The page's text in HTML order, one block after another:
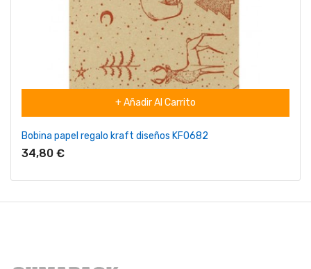
+ Añadir Al Carrito
Bobina papel regalo kraft diseños KF0682
34,80 €